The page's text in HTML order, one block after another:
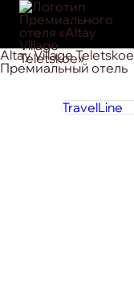
Altay Village Teletskoe
Премиальный отель
TravelLine